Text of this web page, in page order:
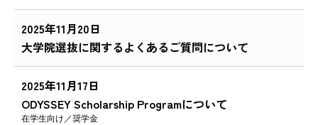
2025年11月20日
大学院選抜に関するよくあるご質問について
2025年11月17日
ODYSSEY Scholarship Programについて
在学生向け 奨学金